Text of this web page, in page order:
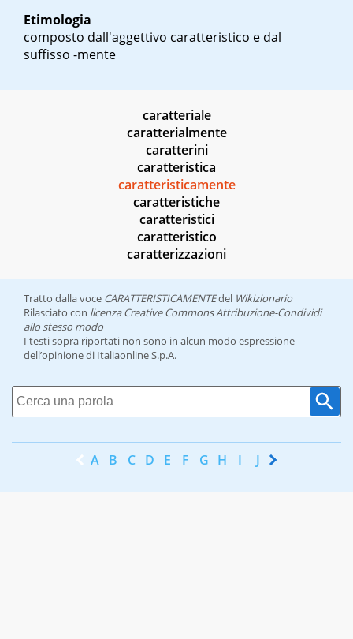
Etimologia
composto dall'aggettivo caratteristico e dal
suffisso -mente
caratteriale
caratterialmente
caratterini
caratteristica
caratteristicamente
caratteristiche
caratteristici
caratteristico
caratterizzazioni
Tratto dalla voce CARATTERISTICAMENTEdel Wikizionario
Rilasciato con licenza Creative Commons Attribuzione-Condividi
allo stesso modo
I testi sopra riportati non sono in alcun modo espressione
dell’opinione di Italiaonline S.p.A.
A B C D E F G H I J K